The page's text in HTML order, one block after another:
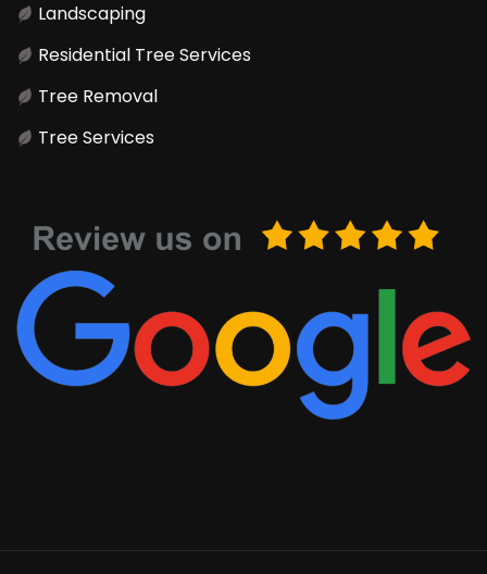
Landscaping
Residential Tree Services
Tree Removal
Tree Services